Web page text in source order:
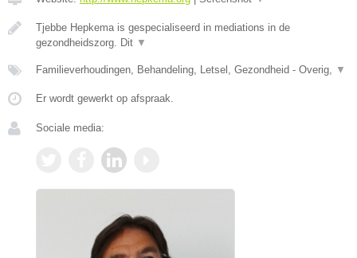
Tjebbe Hepkema is gespecialiseerd in mediations in de
gezondheidszorg. Dit ▼
Familieverhoudingen, Behandeling, Letsel, Gezondheid - Overig, ▼
Er wordt gewerkt op afspraak.
Sociale media: